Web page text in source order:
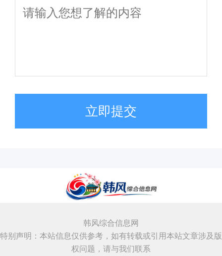
立即提交
韩风综合信息网
特别声明：本站信息仅供参考，如有转载或引用本站文章涉及版
权问题，请与我们联系